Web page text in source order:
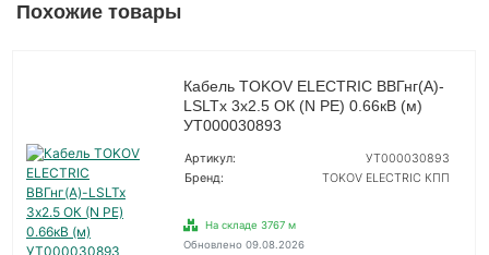
Похожие товары
Кабель TOKOV ELECTRIC ВВГнг(А)-
LSLTx 3х2.5 ОК (N PE) 0.66кВ (м)
УТ000030893
Артикул:
УТ000030893
Бренд:
TOKOV ELECTRIC КПП
На складе 3767 м
Обновлено 09.08.2026